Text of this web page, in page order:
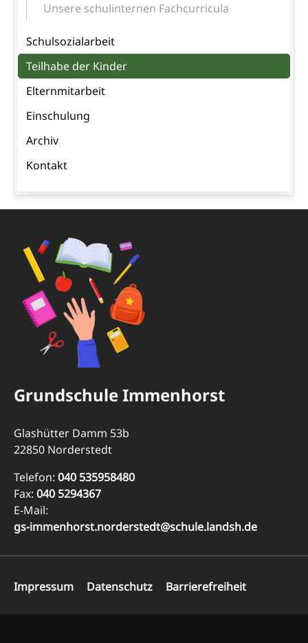
Unsere schulinternen Fachcurricula
Schulsozialarbeit
Teilhabe der Kinder
Elternmitarbeit
Einschulung
Archiv
Kontakt
Grundschule Immenhorst
Glashütter Damm 53b
22850 Norderstedt
Telefon: 040 535958480
Fax: 040 5294367
E-Mail:
gs-immenhorst.norderstedt@schule.landsh.de
überspringen
Impressum Datenschutz Barrierefreiheit